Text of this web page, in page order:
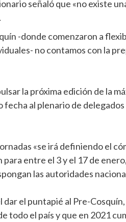
señaló que «no existe
-donde comenzaron a
no contamos con la
la próxima edición de la
al plenario de
«se irá definiendo el
entre el 3 y el 17 de
las autoridades
dar el puntapié al Pre-
todo el país y que en 2021